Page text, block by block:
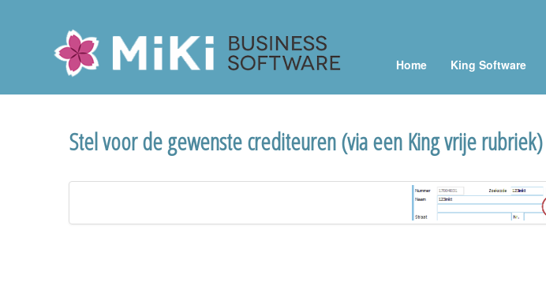
Miki-Business-Software
Home King Software
Stel voor de gewenste crediteuren (via een King vrije